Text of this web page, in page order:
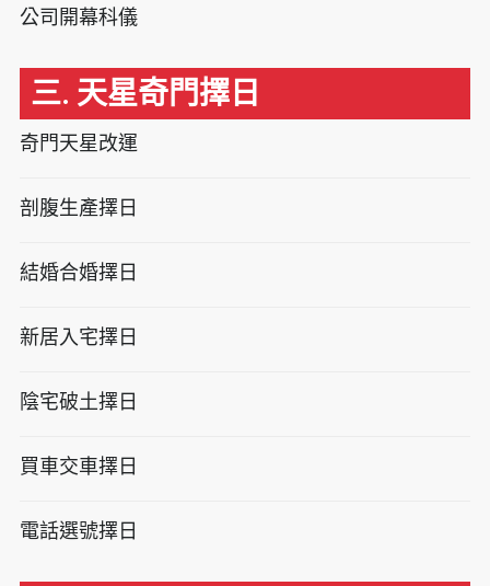
公司開幕科儀
三. 天星奇門擇日
奇門天星改運
剖腹生產擇日
結婚合婚擇日
新居入宅擇日
陰宅破土擇日
買車交車擇日
電話選號擇日